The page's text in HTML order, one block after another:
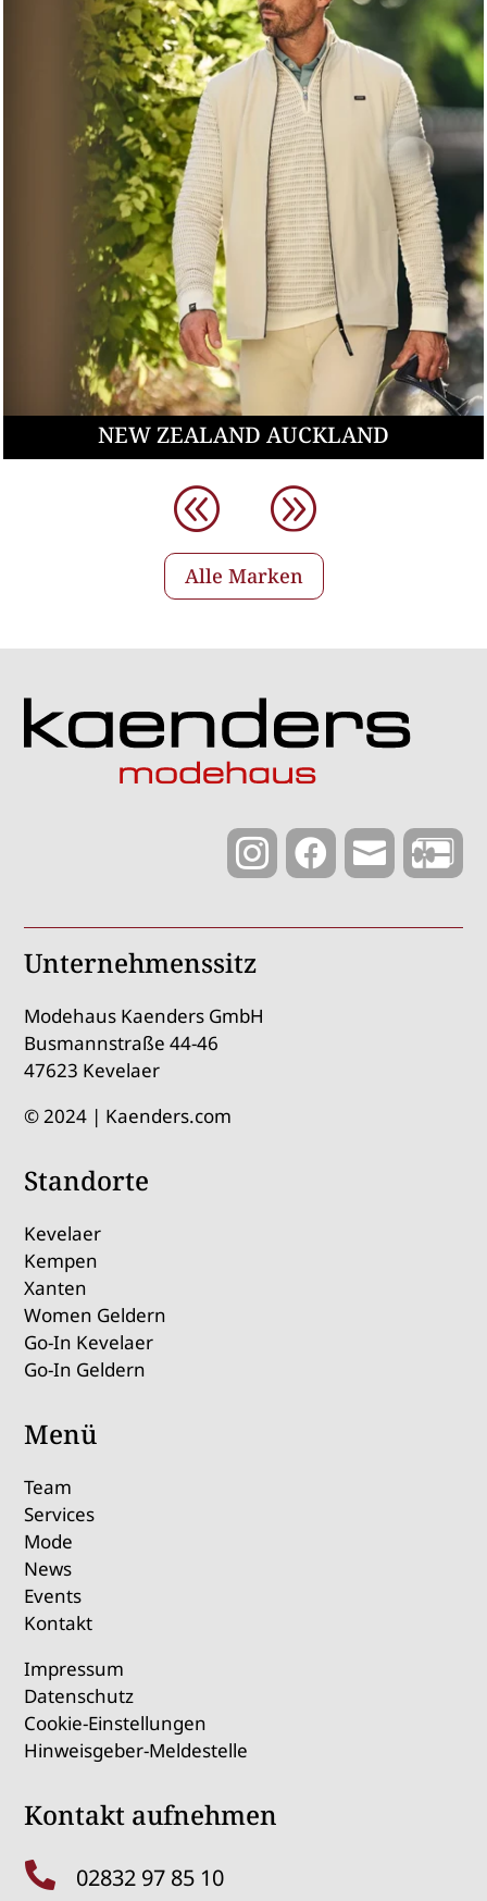
NEW ZEALAND AUCKLAND
Alle Marken



Unternehmenssitz
Modehaus Kaenders GmbH
Busmannstraße 44-46
47623 Kevelaer
© 2024 | Kaenders.com
Standorte
Kevelaer
Kempen
Xanten
Women Geldern
Go-In Kevelaer
Go-In Geldern
Menü
Team
Services
Mode
News
Events
Kontakt
Impressum
Datenschutz
Cookie-Einstellungen
Hinweisgeber-Meldestelle
Kontakt aufnehmen
 02832 97 85 10